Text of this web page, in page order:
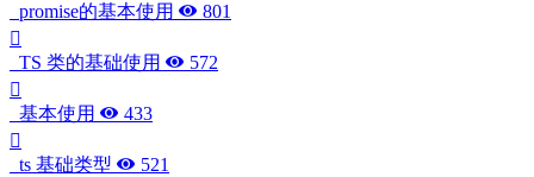
promise的基本使用
801
TS 类的基础使用 572
基本使用 433
ts 基础类型 521